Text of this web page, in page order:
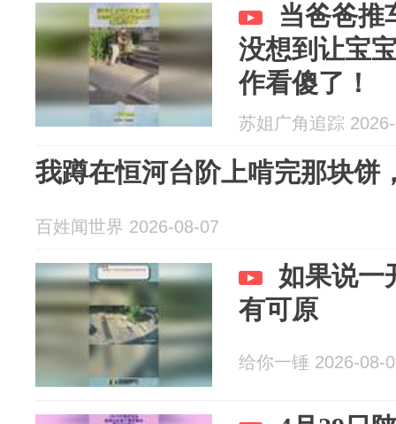
当爸爸推
没想到让宝
作看傻了！
苏姐广角追踪
我蹲在恒河台阶上啃完那块饼
百姓闻世界 2026-08-07
如果说一
有可原
给你一锤 2026-08-